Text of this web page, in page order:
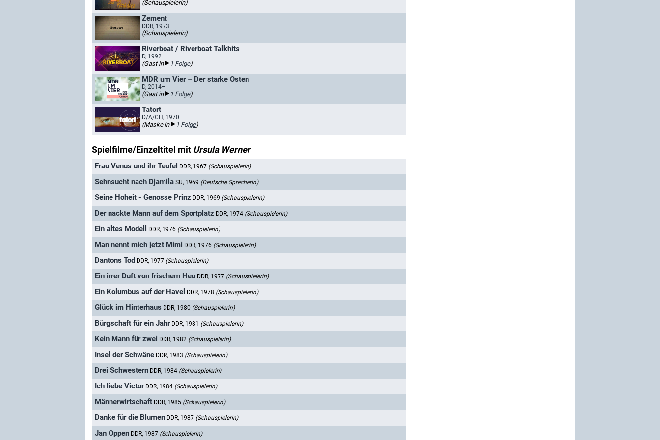
(Schauspielerin)
Zement
DDR, 1973
(Schauspielerin)
Riverboat / Riverboat Talkhits
D, 1992–
(Gast in 1 Folge)
MDR um Vier – Der starke Osten
D, 2014–
(Gast in 1 Folge)
Tatort
D/A/CH, 1970–
(Maske in 1 Folge)
Spielfilme/Einzeltitel mit Ursula Werner
Frau Venus und ihr Teufel DDR, 1967 (Schauspielerin)
Sehnsucht nach Djamila SU, 1969 (Deutsche Sprecherin)
Seine Hoheit - Genosse Prinz DDR, 1969 (Schauspielerin)
Der nackte Mann auf dem Sportplatz DDR, 1974 (Schauspielerin)
Ein altes Modell DDR, 1976 (Schauspielerin)
Man nennt mich jetzt Mimi DDR, 1976 (Schauspielerin)
Dantons Tod DDR, 1977 (Schauspielerin)
Ein irrer Duft von frischem Heu DDR, 1977 (Schauspielerin)
Ein Kolumbus auf der Havel DDR, 1978 (Schauspielerin)
Glück im Hinterhaus DDR, 1980 (Schauspielerin)
Bürgschaft für ein Jahr DDR, 1981 (Schauspielerin)
Kein Mann für zwei DDR, 1982 (Schauspielerin)
Insel der Schwäne DDR, 1983 (Schauspielerin)
Drei Schwestern DDR, 1984 (Schauspielerin)
Ich liebe Victor DDR, 1984 (Schauspielerin)
Männerwirtschaft DDR, 1985 (Schauspielerin)
Danke für die Blumen DDR, 1987 (Schauspielerin)
Jan Oppen DDR, 1987 (Schauspielerin)